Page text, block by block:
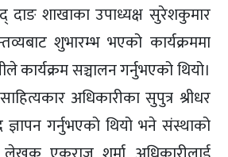
दाङ शाखाका उपाध्यक्ष सुरेशकुमार
शुभारम्भ भएको कार्यक्रममा
सञ्चालन गर्नुभएको थियो।
अधिकारीका सुपुत्र श्रीधर
गर्नुभएको थियो भने संस्थाको